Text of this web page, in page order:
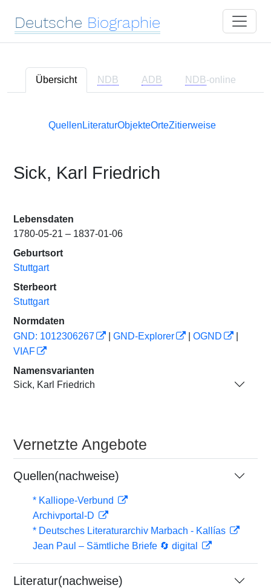
Deutsche Biographie
Übersicht NDB ADB NDB-online
Quellen LiteraturObjekteOrteZitierweise
Sick, Karl Friedrich
Lebensdaten
1780-05-21 – 1837-01-06
Geburtsort
Stuttgart
Sterbeort
Stuttgart
Normdaten
GND: 1012306267
GND-Explorer OGND
VIAF
Namensvarianten
Sick, Karl Friedrich
Vernetzte Angebote
Quellen(nachweise)
* Kalliope-Verbund
Archivportal-D
* Deutsches Literaturarchiv Marbach - Kallías
Jean Paul – Sämtliche Briefe 🔄 digital
Literatur(nachweise)